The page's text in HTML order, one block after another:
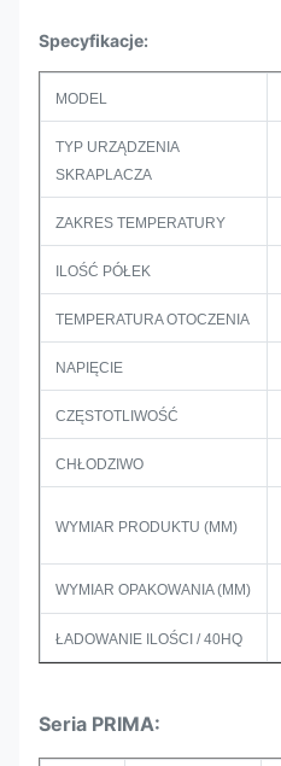
Specyfikacje:
MODEL
TYP URZĄDZENIA
SKRAPLACZA
ZAKRES TEMPERATURY
ILOŚĆ PÓŁEK
TEMPERATURA OTOCZENIA
NAPIĘCIE
CZĘSTOTLIWOŚĆ
CHŁODZIWO
WYMIAR PRODUKTU (MM)
WYMIAR OPAKOWANIA (MM)
ŁADOWANIE ILOŚCI / 40HQ
Seria PRIMA: